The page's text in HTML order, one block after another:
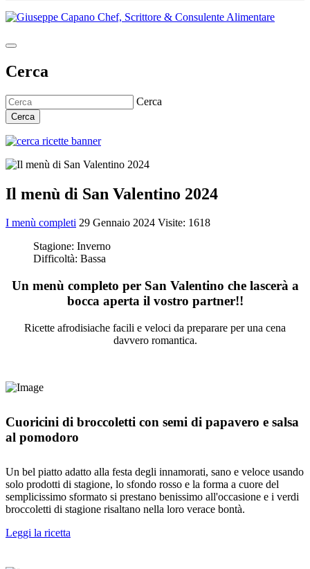
Cerca
Cerca
Cerca
Il menù di San Valentino 2024
I menù completi 29 Gennaio 2024 Visite: 1618
Stagione: Inverno
Difficoltà: Bassa
Un menù completo per San Valentino che lascerà a
bocca aperta il vostro partner!!
Ricette afrodisiache facili e veloci da preparare per una cena
davvero romantica.
Cuoricini di broccoletti con semi di papavero e salsa
al pomodoro
Un bel piatto adatto alla festa degli innamorati, sano e veloce usando
solo prodotti di stagione, lo sfondo rosso e la forma a cuore del
semplicissimo sformato si prestano benissimo all'occasione e i verdi
broccoletti di stagione risaltano nella loro verace bontà.
Leggi la ricetta